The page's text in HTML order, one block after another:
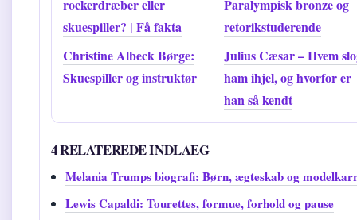
rockerdræber eller
skuespiller? | Få fakta
Paralympisk bronze og
retorikstuderende
Christine Albeck Børge:
Skuespiller og instruktør
Julius Cæsar – Hvem
ham ihjel, og hvorfor er
han så kendt
4 RELATEREDE INDLAEG
Melania Trumps biografi: Børn, ægteskab og
Lewis Capaldi: Tourettes, formue, forhold og pause